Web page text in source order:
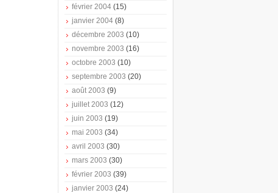
février 2004 (15)
janvier 2004 (8)
décembre 2003 (10)
novembre 2003 (16)
octobre 2003 (10)
septembre 2003 (20)
août 2003 (9)
juillet 2003 (12)
juin 2003 (19)
mai 2003 (34)
avril 2003 (30)
mars 2003 (30)
février 2003 (39)
janvier 2003 (24)